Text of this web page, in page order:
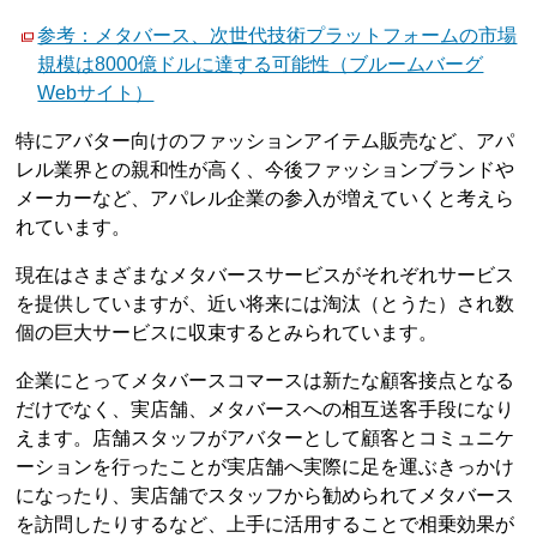
参考：メタバース、次世代技術プラットフォームの市場
規模は8000億ドルに達する可能性（ブルームバーグ
Webサイト）
特にアバター向けのファッションアイテム販売など、アパ
レル業界との親和性が高く、今後ファッションブランドや
メーカーなど、アパレル企業の参入が増えていくと考えら
れています。
現在はさまざまなメタバースサービスがそれぞれサービス
を提供していますが、近い将来には淘汰（とうた）され数
個の巨大サービスに収束するとみられています。
企業にとってメタバースコマースは新たな顧客接点となる
だけでなく、実店舗、メタバースへの相互送客手段になり
えます。店舗スタッフがアバターとして顧客とコミュニケ
ーションを行ったことが実店舗へ実際に足を運ぶきっかけ
になったり、実店舗でスタッフから勧められてメタバース
を訪問したりするなど、上手に活用することで相乗効果が